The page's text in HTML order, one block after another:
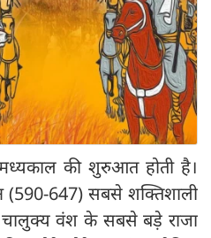
की शुरुआत होती है।
(590-647) सबसे शक्तिशाली
चालुक्य वंश के सबसे बड़े राजा